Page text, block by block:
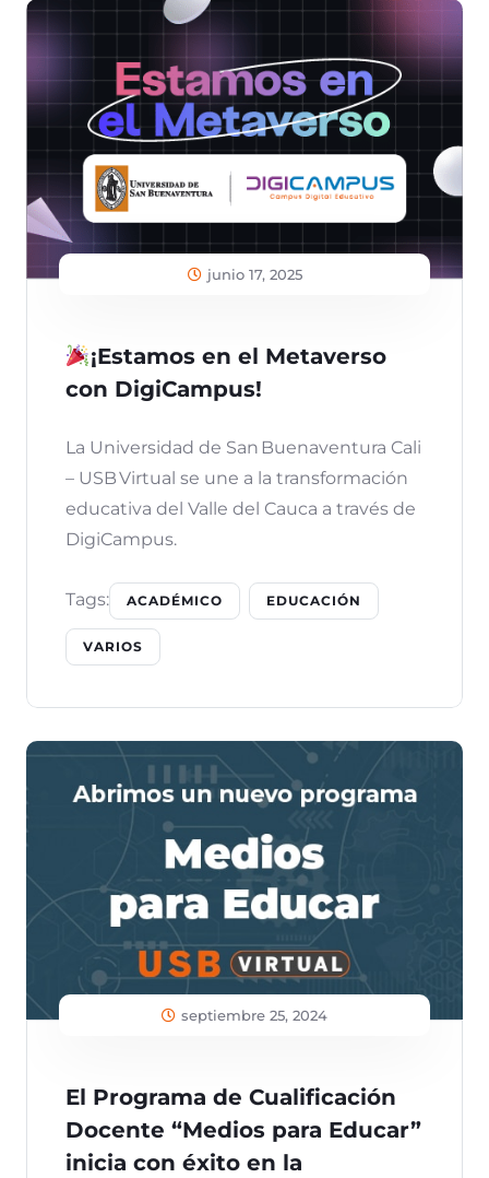
junio 17, 2025
¡Estamos en el Metaverso
con DigiCampus!
La Universidad de San Buenaventura Cali
– USB Virtual se une a la transformación
educativa del Valle del Cauca a través de
DigiCampus.
Tags: ACADÉMICO EDUCACIÓN
VARIOS
septiembre 25, 2024
El Programa de Cualificación
Docente “Medios para Educar”
inicia con éxito en la